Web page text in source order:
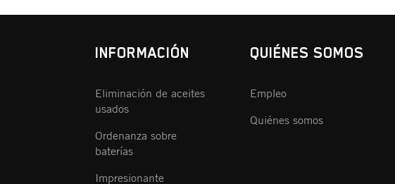
INFORMACIÓN
Eliminación de aceites
usados
Ordenanza sobre
baterías
Impresionante
QUIÉNES SOMOS
Empleo
Quiénes somos